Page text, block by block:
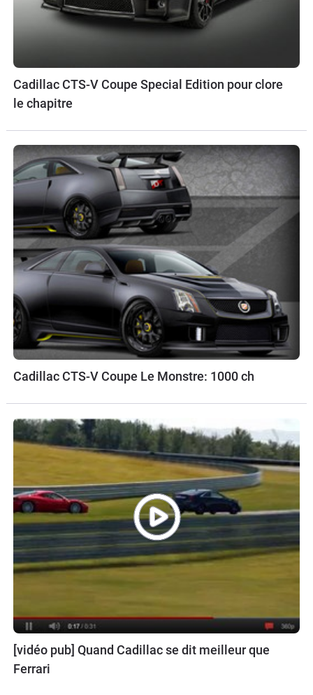
Cadillac CTS-V Coupe Special Edition pour clore
le chapitre
Cadillac CTS-V Coupe Le Monstre: 1000 ch
[vidéo pub] Quand Cadillac se dit meilleur que
Ferrari